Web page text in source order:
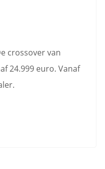
crossover van
24.999 euro. Vanaf